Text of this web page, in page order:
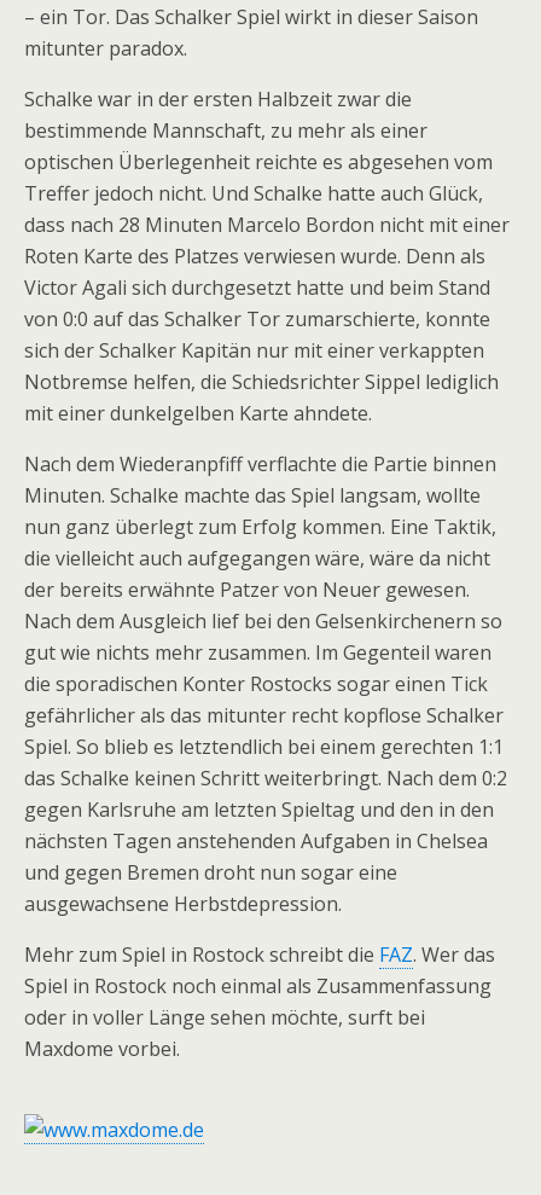
– ein Tor. Das Schalker Spiel wirkt in dieser Saison
mitunter paradox.
Schalke war in der ersten Halbzeit zwar die
bestimmende Mannschaft, zu mehr als einer
optischen Überlegenheit reichte es abgesehen vom
Treffer jedoch nicht. Und Schalke hatte auch Glück,
dass nach 28 Minuten Marcelo Bordon nicht mit einer
Roten Karte des Platzes verwiesen wurde. Denn als
Victor Agali sich durchgesetzt hatte und beim Stand
von 0:0 auf das Schalker Tor zumarschierte, konnte
sich der Schalker Kapitän nur mit einer verkappten
Notbremse helfen, die Schiedsrichter Sippel lediglich
mit einer dunkelgelben Karte ahndete.
Nach dem Wiederanpfiff verflachte die Partie binnen
Minuten. Schalke machte das Spiel langsam, wollte
nun ganz überlegt zum Erfolg kommen. Eine Taktik,
die vielleicht auch aufgegangen wäre, wäre da nicht
der bereits erwähnte Patzer von Neuer gewesen.
Nach dem Ausgleich lief bei den Gelsenkirchenern so
gut wie nichts mehr zusammen. Im Gegenteil waren
die sporadischen Konter Rostocks sogar einen Tick
gefährlicher als das mitunter recht kopflose Schalker
Spiel. So blieb es letztendlich bei einem gerechten 1:1
das Schalke keinen Schritt weiterbringt. Nach dem 0:2
gegen Karlsruhe am letzten Spieltag und den in den
nächsten Tagen anstehenden Aufgaben in Chelsea
und gegen Bremen droht nun sogar eine
ausgewachsene Herbstdepression.
Mehr zum Spiel in Rostock schreibt die FAZ. Wer das
Spiel in Rostock noch einmal als Zusammenfassung
oder in voller Länge sehen möchte, surft bei
Maxdome vorbei.